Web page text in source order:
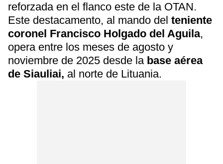
reforzada en el flanco este de la OTAN.
Este destacamento, al mando del teniente
coronel Francisco Holgado del Aguila,
opera entre los meses de agosto y
noviembre de 2025 desde labase aérea
de Siauliai, al norte de Lituania.